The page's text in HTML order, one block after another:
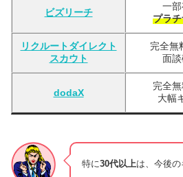
ビズリーチ
一
プラ
リクルートダイレクト
スカウト
完全無
面
dodaX
完全無
大幅
特に30代以上は、今後